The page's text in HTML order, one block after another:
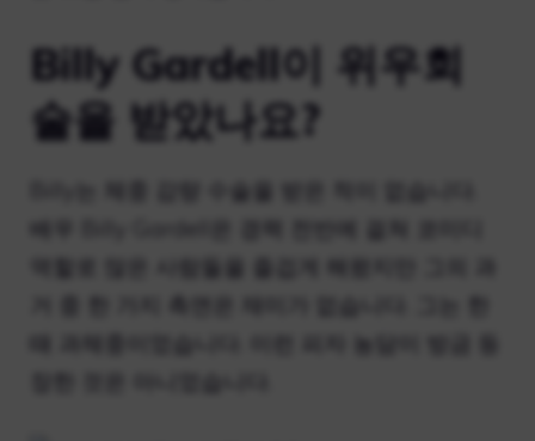
Billy Gardell이 위우회
술을 받았나요?
Billy는 체중 감량 수술을 받은 적이 없습니다.
역할로 많은 사람들을 즐겁게 해왔지만 그의 과
때 과체중이었습니다. 이런 피자 농담이 방금 등